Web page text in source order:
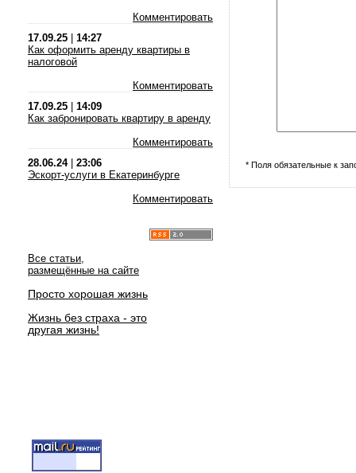
Комментировать
17.09.25
14:27
Как оформить аренду квартиры в
налоговой
Комментировать
17.09.25
14:09
Как забронировать квартиру в аренду
Комментировать
28.06.24| 23:06
Эскорт-услуги в Екатеринбурге
Комментировать
Все статьи,
размещённые на сайте
Просто хорошая жизнь
Жизнь без страха - это
другая жизнь!
* Поля обязательные к